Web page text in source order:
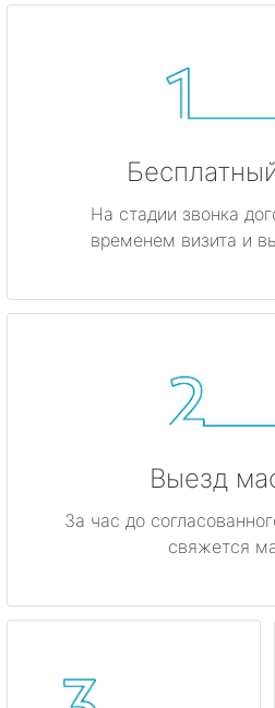
На стадии звонка
временем визита и
Выезд
За час до
свяжется